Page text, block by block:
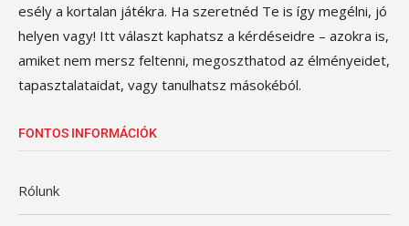
esély a kortalan játékra. Ha szeretnéd Te is így megélni, jó
helyen vagy! Itt választ kaphatsz a kérdéseidre – azokra is,
amiket nem mersz feltenni, megoszthatod az élményeidet,
tapasztalataidat, vagy tanulhatsz másokéból.
FONTOS INFORMÁCIÓK
Rólunk